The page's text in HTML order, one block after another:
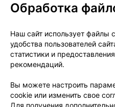
О проекте
Размещение рекламы
Публичный
Способы оплаты
Написать
Обработка
Наш сайт использует файлы
удобства пользователей
статистики и
рекомендаций.
Вы можете настроить
cookie или изменить свое
Для получения